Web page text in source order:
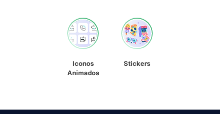
Iconos
Animados
Stickers